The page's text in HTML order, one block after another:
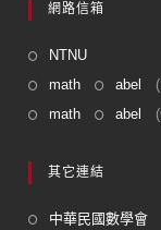
網路信箱
NTNU
math
abel
math
abel
其它連結
中華民國數學會